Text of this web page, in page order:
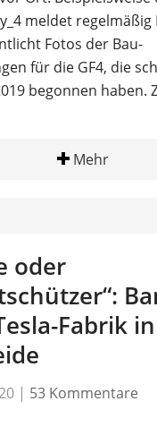
meldet regelmäßig
Fotos der Bau-
für die GF4, die
begonnen haben.
Mehr
oder
Fabrik in
| 53 Kommentare